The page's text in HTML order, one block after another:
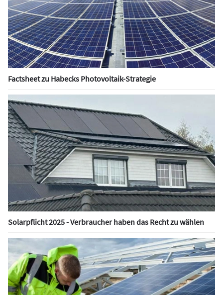
Factsheet zu Habecks Photovoltaik-Strategie
Solarpflicht 2025 - Verbraucher haben das Recht zu wählen